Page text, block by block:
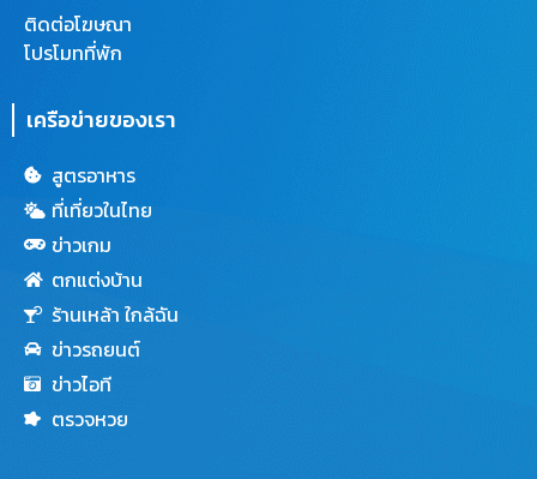
ติดต่อโฆษณา
โปรโมทที่พัก
เครือข่ายของเรา
สูตรอาหาร
ที่เที่ยวในไทย
ข่าวเกม
ตกแต่งบ้าน
ร้านเหล้า ใกล้ฉัน
ข่าวรถยนต์
ข่าวไอที
ตรวจหวย